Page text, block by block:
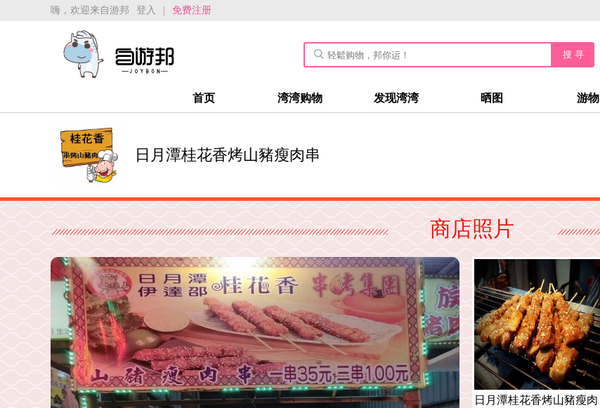
嗨，欢迎来自游邦 登入 免费注册
搜 寻
首页 湾湾购物 发现湾湾 晒图 游物
日月潭桂花香烤山豬瘦肉串
商店照片
日月潭桂花香烤山豬瘦肉